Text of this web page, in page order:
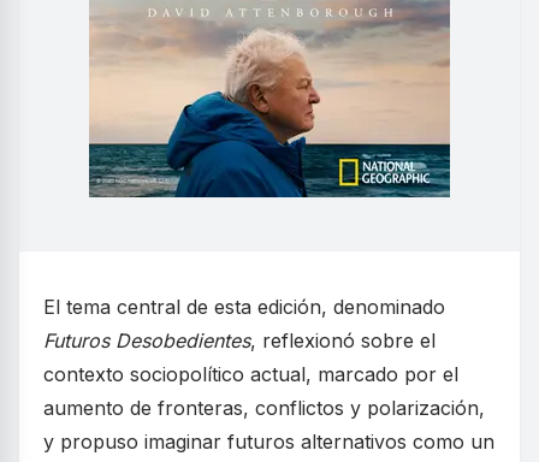
El tema central de esta edición, denominado
Futuros Desobedientes, reflexionó sobre el
contexto sociopolítico actual, marcado por el
aumento de fronteras, conflictos y polarización,
y propuso imaginar futuros alternativos como un